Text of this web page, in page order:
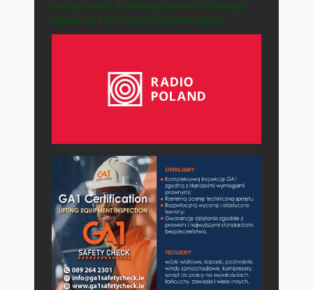
opisują zasady działania gospodarki i pokazują
sprawy, na które każdy może mieć wpływ.